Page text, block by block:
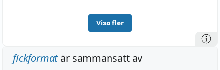
Visa fler
fickformatär sammansatt av